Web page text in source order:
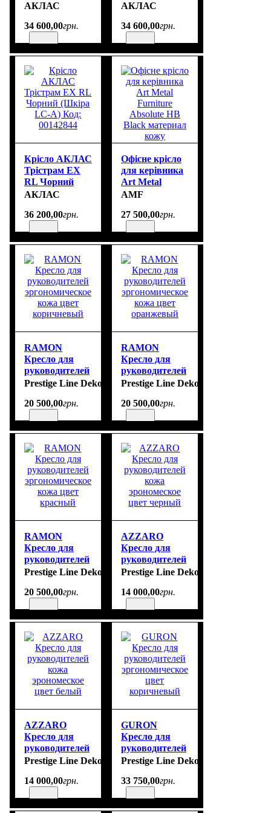
(Шкіра LC-A)
АКЛАС
34 600,00грн.
RL коричневое
АКЛАС
34 600,00грн.
Крісло АКЛАС
Трістрам EX
RL Чорний
(Шкіра LC-A)
АКЛАС
36 200,00грн.
Офісне крісло
для керівника
Art Metal
Furniture
Black материал
AMF
27 500,00грн.
RAMON
Кресло для
руководителей
эргономическое
коричневый
Prestige Line Deko
20 500,00грн.
RAMON
Кресло для
руководителей
эргономическое
оранжевый
Prestige Line Deko
20 500,00грн.
RAMON
Кресло для
руководителей
эргономическое
красный
Prestige Line Deko
20 500,00грн.
AZZARO
Кресло для
руководителей
кожа
цвет черный
Prestige Line Deko
14 000,00грн.
AZZARO
Кресло для
руководителей
кожа
цвет белый
Prestige Line Deko
14 000,00грн.
GURON
Кресло для
руководителей
эргономическое
коричневый
Prestige Line Deko
33 750,00грн.